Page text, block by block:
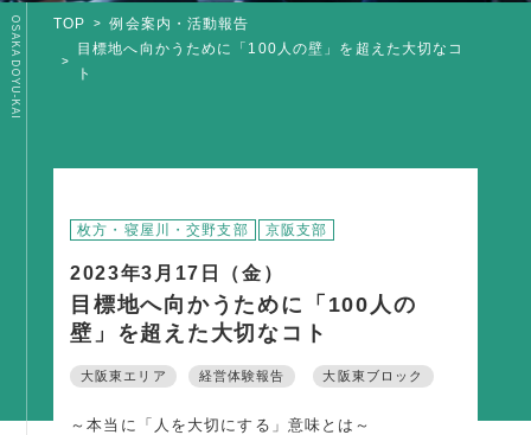
ブロック・支部案内・組織紹介
全国行事
TOP
例会案内・活動報告
目標地へ向かうために「100人の壁」を超えた大切なコ
ト
OSAKA DOYU-KAI
枚方・寝屋川・交野支部 京阪支部
2023年3月17日（金）
目標地へ向かうために「100人の
壁」を超えた大切なコト
大阪東エリア 経営体験報告 大阪東ブロック
～本当に「人を大切にする」意味とは～